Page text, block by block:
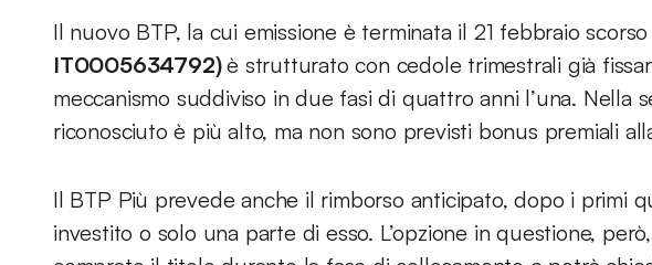
Il nuovo BTP, la cui emissione è terminata il 21 febbraio
IT0005634792)è strutturato con cedole trimestrali già
meccanismo suddiviso in due fasi di quattro anni l’una. Nella
riconosciuto è più alto, ma non sono previsti bonus premiali
Il BTP Più prevede anche il rimborso anticipato, dopo i primi
investito o solo una parte di esso. L’opzione in questione,